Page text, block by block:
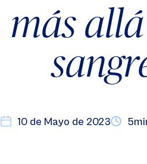
10 de Mayo de 2023